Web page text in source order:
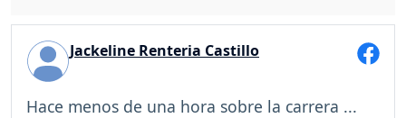
Jackeline Renteria Castillo
Hace menos de una hora sobre la carrera ...